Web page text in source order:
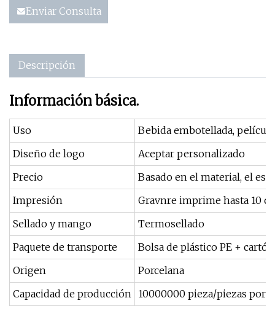
Enviar Consulta
Descripción
Información básica.
Uso
Bebida embotellada,
Diseño de logo
Aceptar personalizado
Precio
Basado en el material, el
Impresión
Gravnre imprime hasta 10
Sellado y mango
Termosellado
Paquete de transporte
Bolsa de plástico PE + cartón
Origen
Porcelana
Capacidad de producción 10000000 pieza/piezas por